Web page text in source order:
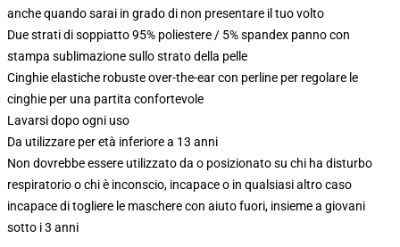
anche quando sarai in grado di non presentare il tuo volto
Due strati di soppiatto 95% poliestere / 5% spandex panno con
stampa sublimazione sullo strato della pelle
Cinghie elastiche robuste over-the-ear con perline per regolare le
cinghie per una partita confortevole
Lavarsi dopo ogni uso
Da utilizzare per età inferiore a 13 anni
Non dovrebbe essere utilizzato da o posizionato su chi ha disturbo
respiratorio o chi è inconscio, incapace o in qualsiasi altro caso
incapace di togliere le maschere con aiuto fuori, insieme a giovani
sotto i 3 anni